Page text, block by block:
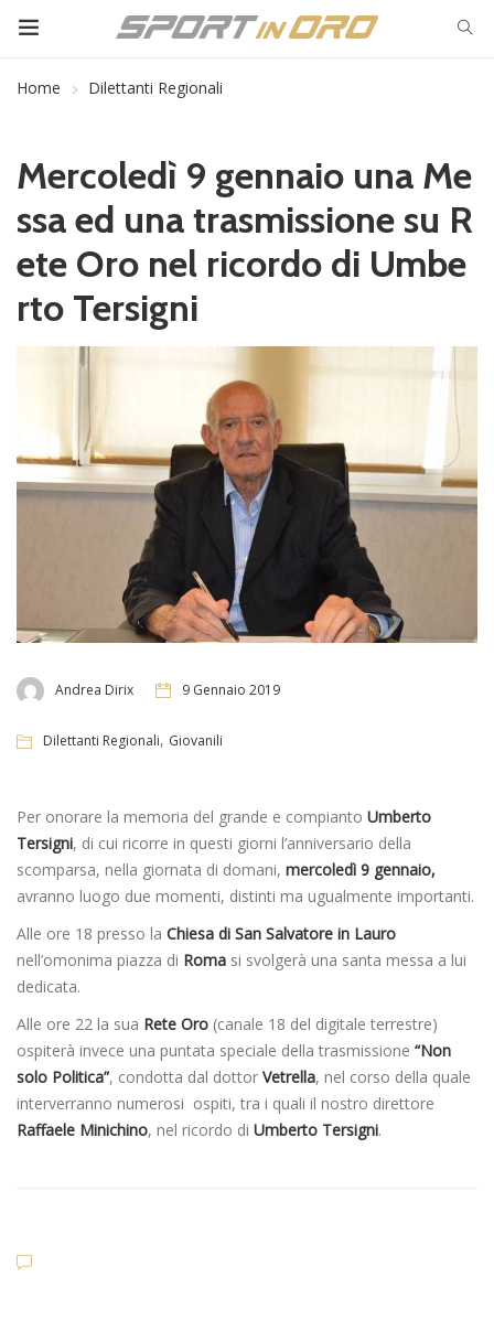
Home Dilettanti Regionali
Mercoledì 9 gennaio una Me
ssa ed una trasmissione su R
ete Oro nel ricordo di Umbe
rto Tersigni
Andrea Dirix 9 Gennaio 2019
Dilettanti Regionali, Giovanili
Per onorare la memoria del grande e compianto Umberto
Tersigni, di cui ricorre in questi giorni l’anniversario della
scomparsa, nella giornata di domani, mercoledì 9 gennaio,
avranno luogo due momenti, distinti ma ugualmente importanti.
Alle ore 18 presso la Chiesa di San Salvatore in Lauro
nell’omonima piazza di Roma si svolgerà una santa messa a lui
dedicata.
Alle ore 22 la sua Rete Oro (canale 18 del digitale terrestre)
ospiterà invece una puntata speciale della trasmissione “Non
solo Politica”, condotta dal dottor Vetrella, nel corso della quale
interverranno numerosi ospiti, tra i quali il nostro direttore
Raffaele Minichino, nel ricordo di Umberto Tersigni.